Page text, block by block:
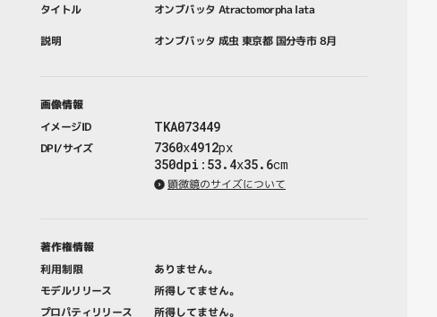
タイトル オンブバッタ Atractomorpha lata
説明 オンブバッタ 成虫 東京都 国分寺市 8月
画像情報
イメージID
TKA073449
DPI/サイズ 7360x4912px
350dpi : 53.4x35.6cm
顕微鏡のサイズについて
著作権情報
利用制限
ありません。
モデルリリース
所得してません。
プロパティリリース
所得してません。